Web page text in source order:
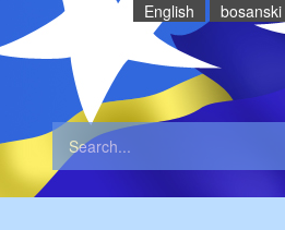
English bosanski